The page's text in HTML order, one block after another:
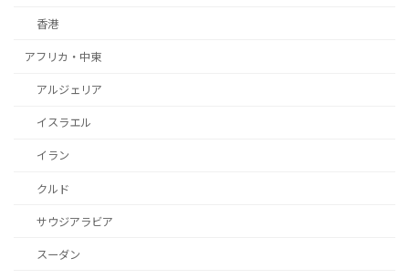
香港
アフリカ・中東
アルジェリア
イスラエル
イラン
クルド
サウジアラビア
スーダン